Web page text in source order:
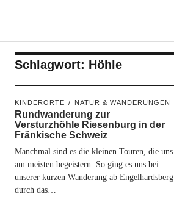
Schlagwort: Höhle
KINDERORTE NATUR & WANDERUNGEN
Rundwanderung zur
Versturzhöhle Riesenburg in der
Fränkische Schweiz
Manchmal sind es die kleinen Touren, die uns
am meisten begeistern. So ging es uns bei
unserer kurzen Wanderung ab Engelhardsberg
durch das…